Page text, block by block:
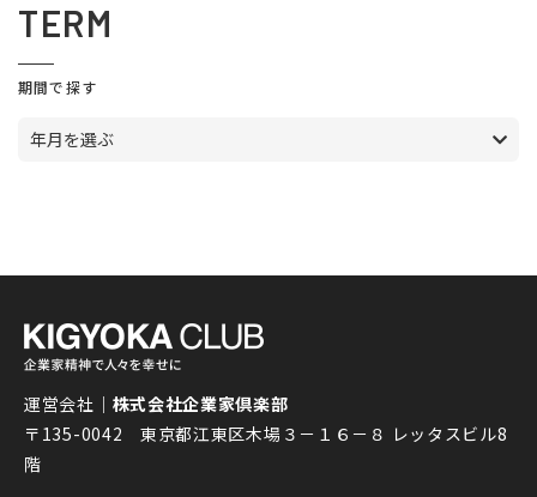
TERM
期間で探す
年月を選ぶ
運営会社｜ 株式会社企業家倶楽部
〒135-0042 東京都江東区木場３－１６－８ レッタスビル8
階